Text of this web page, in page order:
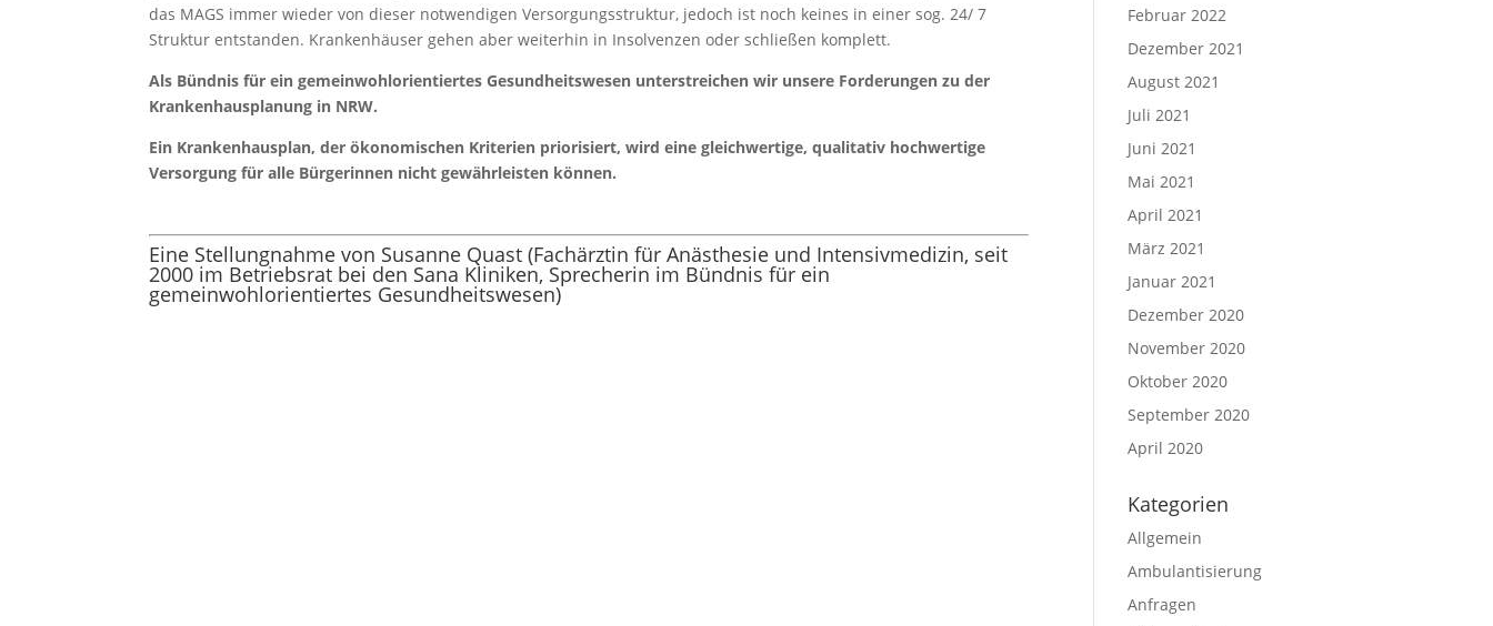
das MAGS immer wieder von dieser notwendigen Versorgungsstruktur, jedoch ist noch keines in einer sog. 24/ 7
Struktur entstanden. Krankenhäuser gehen aber weiterhin in Insolvenzen oder schließen komplett.
Als Bündnis für ein gemeinwohlorientiertes Gesundheitswesen unterstreichen wir unsere Forderungen zu der
Krankenhausplanung in NRW.
Ein Krankenhausplan, der ökonomischen Kriterien priorisiert, wird eine gleichwertige, qualitativ hochwertige
Versorgung für alle Bürgerinnen nicht gewährleisten können.
Eine Stellungnahme von Susanne Quast (Fachärztin für Anästhesie und Intensivmedizin, seit
2000 im Betriebsrat bei den Sana Kliniken, Sprecherin im Bündnis für ein
gemeinwohlorientiertes Gesundheitswesen)
Februar 2022
Dezember 2021
August 2021
Juli 2021
Juni 2021
Mai 2021
April 2021
März 2021
Januar 2021
Dezember 2020
November 2020
Oktober 2020
September 2020
April 2020
Kategorien
Allgemein
Ambulantisierung
Anfragen